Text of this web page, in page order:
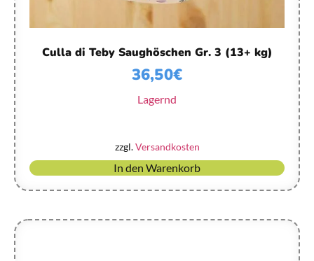
Culla di Teby Saughöschen Gr. 3 (13+ kg)
36,50€
Lagernd
zzgl.Versandkosten
In den Warenkorb